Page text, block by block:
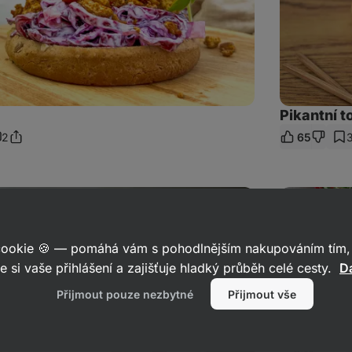
2Sdílet
Pikantní
65
Vegan
pochutná
jedlík
🍪 — pomáhá vám s pohodlnějším nakupováním
si vaše přihlášení a zajišťuje hladký průběh celé cesty.
Přijmout pouze nezbytné Přijmout vše